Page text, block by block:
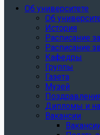
Об университете
Об
История
Расписание
Расписание
Кафедры
Группы
Газета
Музей
Дипломы и
Вакансии